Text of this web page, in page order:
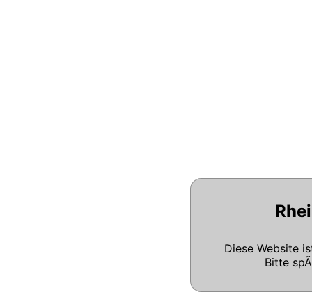
Diese Website
Bitte